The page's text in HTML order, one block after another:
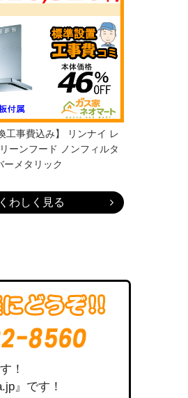
工事費込み】 リンナイ レ
ーンフード ノンフィルタ
ーメタリック
くわしく見る
！
』です！